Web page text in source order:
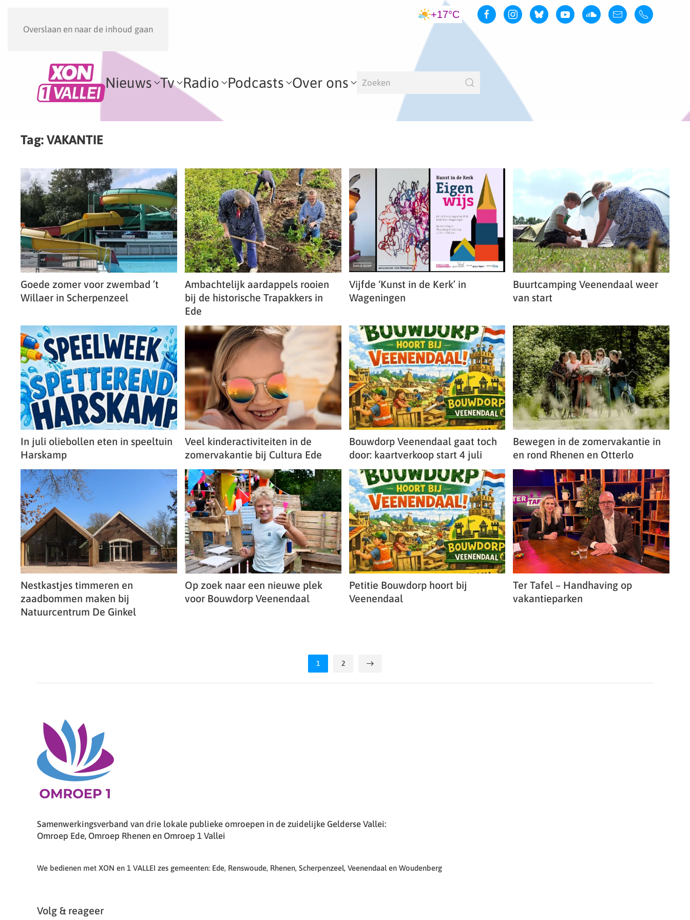
Overslaan en naar de inhoud gaan
+17°C
Nieuws Tv Radio Podcasts Over ons
Tag: VAKANTIE
Goede zomer voor zwembad ’t
Willaer in Scherpenzeel
Ambachtelijk aardappels rooien
bij de historische Trapakkers in
Ede
Vijfde ‘Kunst in de Kerk’ in
Wageningen
Buurtcamping Veenendaal weer
van start
In juli oliebollen eten in speeltuin
Harskamp
Veel kinderactiviteiten in de
zomervakantie bij Cultura Ede
Bouwdorp Veenendaal gaat toch
door: kaartverkoop start 4 juli
Bewegen in de zomervakantie in
en rond Rhenen en Otterlo
Nestkastjes timmeren en
zaadbommen maken bij
Natuurcentrum De Ginkel
Op zoek naar een nieuwe plek
voor Bouwdorp Veenendaal
Petitie Bouwdorp hoort bij
Veenendaal
Ter Tafel – Handhaving op
vakantieparken
1 2
Samenwerkingsverband van drie lokale publieke omroepen in de zuidelijke Gelderse Vallei:
Omroep Ede, Omroep Rhenen en Omroep 1 Vallei
We bedienen met XON en 1 VALLEI zes gemeenten: Ede, Renswoude, Rhenen, Scherpenzeel, Veenendaal en Woudenberg
Volg & reageer